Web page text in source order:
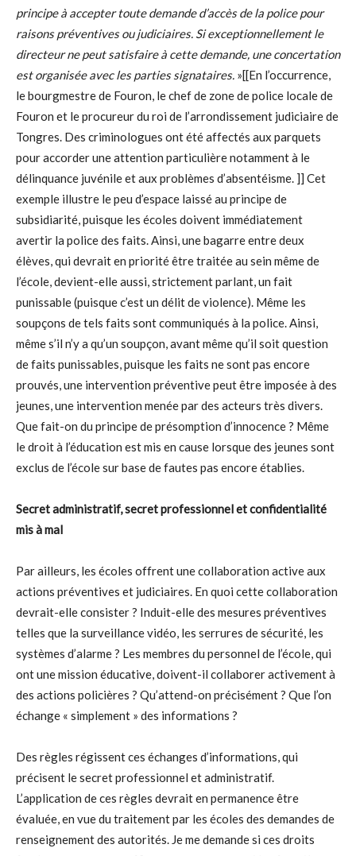
principe à accepter toute demande d’accès de la police pour
raisons préventives ou judiciaires. Si exceptionnellement le
directeur ne peut satisfaire à cette demande, une concertation
est organisée avec les parties signataires. »[[En l’occurrence,
le bourgmestre de Fouron, le chef de zone de police locale de
Fouron et le procureur du roi de l’arrondissement judiciaire de
Tongres. Des criminologues ont été affectés aux parquets
pour accorder une attention particulière notamment à le
délinquance juvénile et aux problèmes d’absentéisme. ]] Cet
exemple illustre le peu d’espace laissé au principe de
subsidiarité, puisque les écoles doivent immédiatement
avertir la police des faits. Ainsi, une bagarre entre deux
élèves, qui devrait en priorité être traitée au sein même de
l’école, devient-elle aussi, strictement parlant, un fait
punissable (puisque c’est un délit de violence). Même les
soupçons de tels faits sont communiqués à la police. Ainsi,
même s’il n’y a qu’un soupçon, avant même qu’il soit question
de faits punissables, puisque les faits ne sont pas encore
prouvés, une intervention préventive peut être imposée à des
jeunes, une intervention menée par des acteurs très divers.
Que fait-on du principe de présomption d’innocence ? Même
le droit à l’éducation est mis en cause lorsque des jeunes sont
exclus de l’école sur base de fautes pas encore établies.
Secret administratif, secret professionnel et confidentialité
mis à mal
Par ailleurs, les écoles offrent une collaboration active aux
actions préventives et judiciaires. En quoi cette collaboration
devrait-elle consister ? Induit-elle des mesures préventives
telles que la surveillance vidéo, les serrures de sécurité, les
systèmes d’alarme ? Les membres du personnel de l’école, qui
ont une mission éducative, doivent-il collaborer activement à
des actions policières ? Qu’attend-on précisément ? Que l’on
échange « simplement » des informations ?
Des règles régissent ces échanges d’informations, qui
précisent le secret professionnel et administratif.
L’application de ces règles devrait en permanence être
évaluée, en vue du traitement par les écoles des demandes de
renseignement des autorités. Je me demande si ces droits